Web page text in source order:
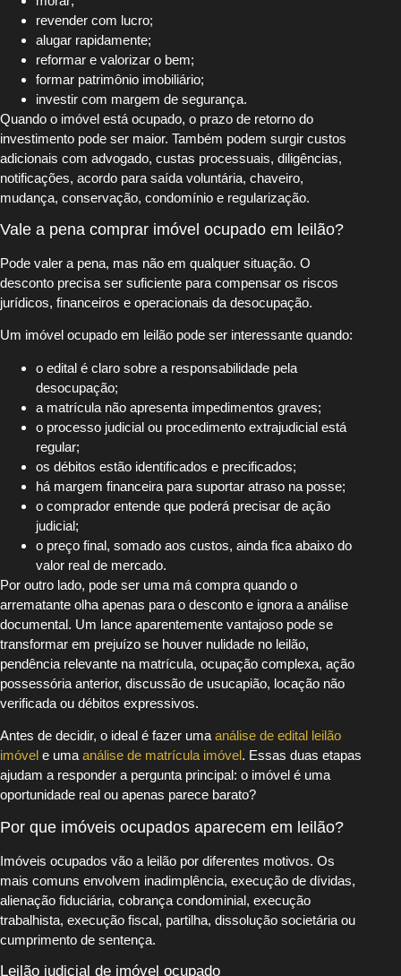
revender com lucro;
alugar rapidamente;
reformar e valorizar o bem;
formar patrimônio imobiliário;
investir com margem de segurança.
Quando o imóvel está ocupado, o prazo de retorno do
investimento pode ser maior. Também podem surgir custos
adicionais com advogado, custas processuais, diligências,
notificações, acordo para saída voluntária, chaveiro,
mudança, conservação, condomínio e regularização.
Vale a pena comprar imóvel ocupado em leilão?
Pode valer a pena, mas não em qualquer situação. O
desconto precisa ser suficiente para compensar os riscos
jurídicos, financeiros e operacionais da desocupação.
Um imóvel ocupado em leilão pode ser interessante quando:
o edital é claro sobre a responsabilidade pela
desocupação;
a matrícula não apresenta impedimentos graves;
o processo judicial ou procedimento extrajudicial está
regular;
os débitos estão identificados e precificados;
há margem financeira para suportar atraso na posse;
o comprador entende que poderá precisar de ação
judicial;
o preço final, somado aos custos, ainda fica abaixo do
valor real de mercado.
Por outro lado, pode ser uma má compra quando o
arrematante olha apenas para o desconto e ignora a análise
documental. Um lance aparentemente vantajoso pode se
transformar em prejuízo se houver nulidade no leilão,
pendência relevante na matrícula, ocupação complexa, ação
possessória anterior, discussão de usucapião, locação não
verificada ou débitos expressivos.
Antes de decidir, o ideal é fazer uma análise de edital leilão
imóvel e uma análise de matrícula imóvel. Essas duas etapas
ajudam a responder a pergunta principal: o imóvel é uma
oportunidade real ou apenas parece barato?
Por que imóveis ocupados aparecem em leilão?
Imóveis ocupados vão a leilão por diferentes motivos. Os
mais comuns envolvem inadimplência, execução de dívidas,
alienação fiduciária, cobrança condominial, execução
trabalhista, execução fiscal, partilha, dissolução societária ou
cumprimento de sentença.
Leilão judicial de imóvel ocupado